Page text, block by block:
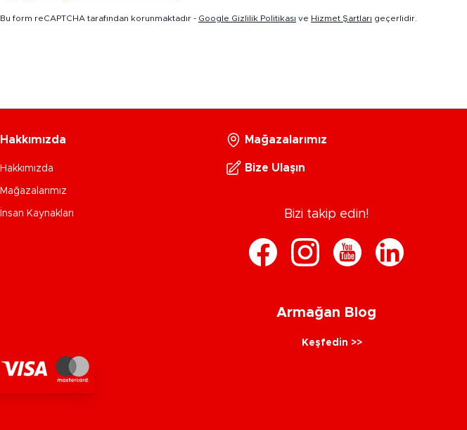
Bu form reCAPTCHA tarafından korunmaktadır - Google Gizlilik Politikası ve Hizmet Şartları geçerlidir.
Hakkımızda
Hakkımızda
Mağazalarımız
İnsan Kaynakları
Mağazalarımız
Bize Ulaşın
Bizi takip edin!
Armağan Blog
Keşfedin >>